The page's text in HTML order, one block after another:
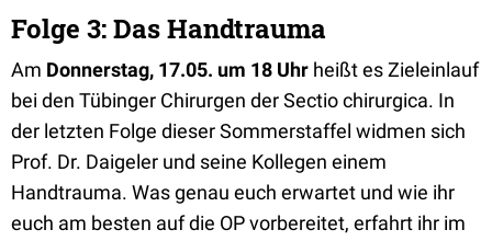
Folge 3: Das Handtrauma
Am Donnerstag, 17.05. um 18 Uhr heißt es Zieleinlauf
bei den Tübinger Chirurgen der Sectio chirurgica. In
der letzten Folge dieser Sommerstaffel widmen sich
Prof. Dr. Daigeler und seine Kollegen einem
Handtrauma. Was genau euch erwartet und wie ihr
euch am besten auf die OP vorbereitet, erfahrt ihr im